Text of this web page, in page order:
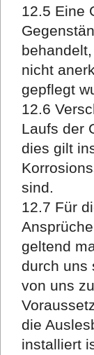
12.5 Eine
nicht
gepflegt
12.6
Laufs der
dies gilt
sind.
12.7 Für
geltend
durch uns
von uns
die
installiert